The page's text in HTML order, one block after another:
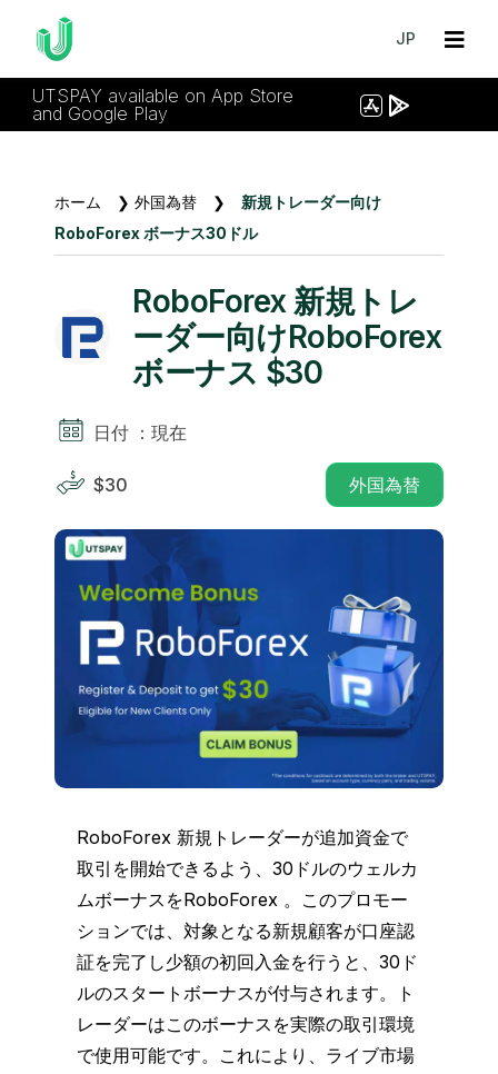
JP
UTSPAY available on App Store
and Google Play
ホーム ❯ 外国為替 ❯
新規トレーダー向け
RoboForex ボーナス30ドル
RoboForex 新規トレ
ーダー向けRoboForex
ボーナス $30
日付 ：現在
$30 外国為替
RoboForex 新規トレーダーが追加資金で
取引を開始できるよう、30ドルのウェルカ
ムボーナスをRoboForex 。このプロモー
ションでは、対象となる新規顧客が口座認
証を完了し少額の初回入金を行うと、30ド
ルのスタートボーナスが付与されます。ト
レーダーはこのボーナスを実際の取引環境
で使用可能です。これにより、ライブ市場